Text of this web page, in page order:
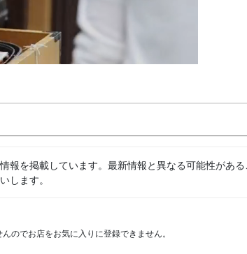
報を掲載しています。最新情報と異なる可能性があ
します。
のでお店をお気に入りに登録できません。